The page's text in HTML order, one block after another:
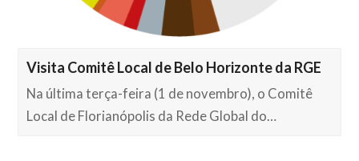
Visita Comitê Local de Belo Horizonte da RGE
Na última terça-feira (1 de novembro), o Comitê
Local de Florianópolis da Rede Global do…